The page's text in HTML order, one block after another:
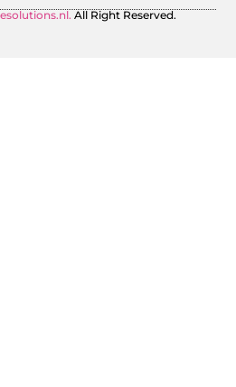
All Right Reserved.